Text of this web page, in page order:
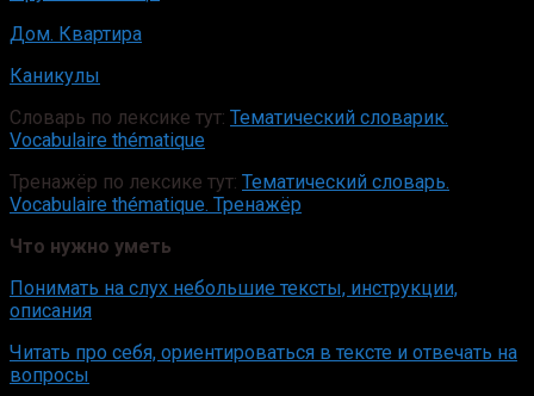
Дом. Квартира
Каникулы
Словарь по лексике тут: Тематический словарик.
Vocabulaire thématique
Тренажёр по лексике тут: Тематический словарь.
Vocabulaire thématique. Тренажёр
Что нужно уметь
Понимать на слух небольшие тексты, инструкции,
описания
Читать про себя, ориентироваться в тексте и отвечать на
вопросы